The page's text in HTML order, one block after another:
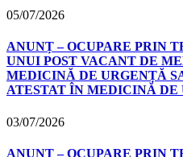
05/07/2026
ANUNȚ – OCUPARE PRIN
UNUI POST VACANT DE
MEDICINĂ DE URGENȚĂ
ATESTAT ÎN MEDICINĂ DE
03/07/2026
ANUNȚ – OCUPARE PRIN